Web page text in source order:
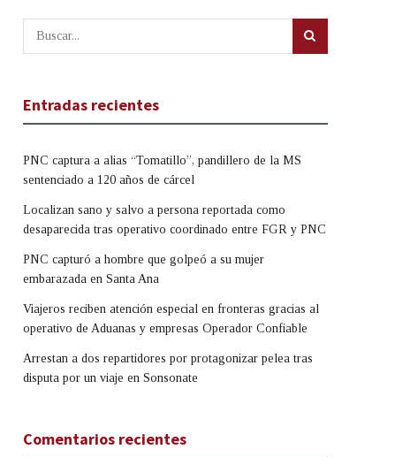
Entradas recientes
PNC captura a alias “Tomatillo”, pandillero de la MS
sentenciado a 120 años de cárcel
Localizan sano y salvo a persona reportada como
desaparecida tras operativo coordinado entre FGR y PNC
PNC capturó a hombre que golpeó a su mujer
embarazada en Santa Ana
Viajeros reciben atención especial en fronteras gracias al
operativo de Aduanas y empresas Operador Confiable
Arrestan a dos repartidores por protagonizar pelea tras
disputa por un viaje en Sonsonate
Comentarios recientes